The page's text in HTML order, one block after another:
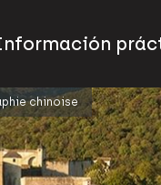
chinoise